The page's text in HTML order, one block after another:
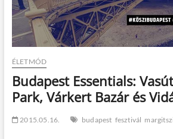
ÉLETMÓD
Budapest Essentials:
Park, Várkert Bazár és
2015.05.16. budapest fesztivál